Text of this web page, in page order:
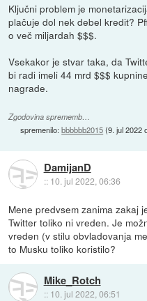
Ključni problem je
plačuje dol nek debel kredit?
o več miljardah $$$.
Vsekakor je stvar taka, da
bi radi imeli 44 mrd $$$
nagrade.
Zgodovina sprememb…
spremenilo:bbbbbb2015(9. jul 2022
DamijanD
:: 10. jul 2022, 06:36
Mene predvsem zanima zakaj
Twitter toliko ni vreden. Je
vreden (v stilu obvladovanja
to Musku toliko koristilo?
Mike_Rotch
:: 10. jul 2022, 06:51